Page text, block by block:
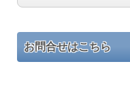
お問合せはこちら